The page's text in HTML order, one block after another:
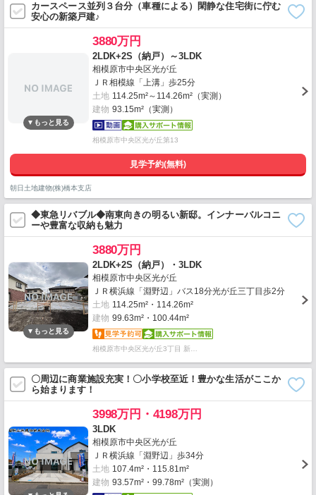
カースペース並列３台分（車種による）閑静な住宅街に佇む
安心の新築戸建♪
3880万円
2LDK+2S（納戸）～3LDK
相模原市中央区光が丘
ＪＲ相模線「上溝」歩25分
土地 114.25m²～114.26m²（実測）
建物 93.15m²（実測）
相模原市中央区光が丘第13
見学予約(無料)
朝日土地建物(株)橋本支店
◆東急リバブル◆南東向きの明るい新邸。インナーバルコニ
ーや豊富な収納も魅力
3880万円
2LDK+2S（納戸）・3LDK
相模原市中央区光が丘
ＪＲ横浜線「淵野辺」バス18分光が丘三丁目歩2分
土地 114.25m²・114.26m²
建物 99.63m²・100.44m²
相模原市中央区光が丘3丁目 新…
〇周辺に商業施設充実！〇小学校至近！豊かな生活がここか
ら始まります！
3998万円・4198万円
3LDK
相模原市中央区光が丘
ＪＲ横浜線「淵野辺」歩34分
土地 107.4m²・115.81m²
建物 93.57m²・99.78m²（実測）